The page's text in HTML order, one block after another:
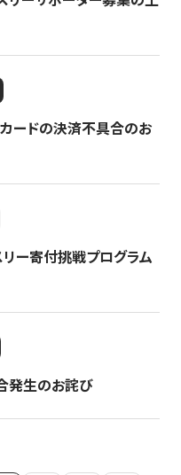
ードの決済不具合のお
ー寄付挑戦プログラム
発生のお詫び